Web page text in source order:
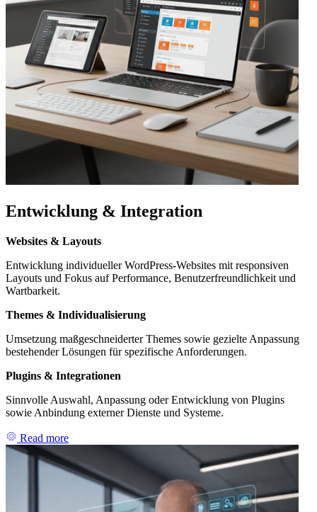
Entwicklung & Integration
Websites & Layouts
Entwicklung individueller WordPress-Websites mit responsiven
Layouts und Fokus auf Performance, Benutzerfreundlichkeit und
Wartbarkeit.
Themes & Individualisierung
Umsetzung maßgeschneiderter Themes sowie gezielte Anpassung
bestehender Lösungen für spezifische Anforderungen.
Plugins & Integrationen
Sinnvolle Auswahl, Anpassung oder Entwicklung von Plugins
sowie Anbindung externer Dienste und Systeme.
Read more